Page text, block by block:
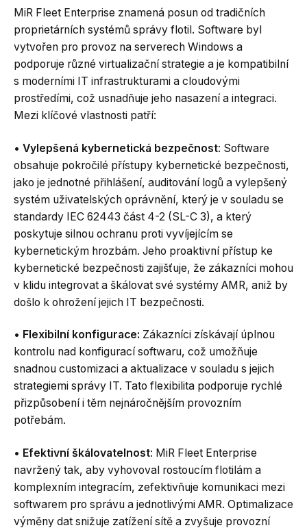
MiR Fleet Enterprise znamená posun od tradičních
proprietárních systémů správy flotil. Software byl
vytvořen pro provoz na serverech Windows a
podporuje různé virtualizační strategie a je kompatibilní
s moderními IT infrastrukturami a cloudovými
prostředími, což usnadňuje jeho nasazení a integraci.
Mezi klíčové vlastnosti patří:
• Vylepšená kybernetická bezpečnost: Software
obsahuje pokročilé přístupy kybernetické bezpečnosti,
jako je jednotné přihlášení, auditování logů a vylepšený
systém uživatelských oprávnění, který je v souladu se
standardy IEC 62443 část 4-2 (SL-C 3), a který
poskytuje silnou ochranu proti vyvíjejícím se
kybernetickým hrozbám. Jeho proaktivní přístup ke
kybernetické bezpečnosti zajišťuje, že zákazníci mohou
v klidu integrovat a škálovat své systémy AMR, aniž by
došlo k ohrožení jejich IT bezpečnosti.
• Flexibilní konfigurace: Zákazníci získávají úplnou
kontrolu nad konfigurací softwaru, což umožňuje
snadnou customizaci a aktualizace v souladu s jejich
strategiemi správy IT. Tato flexibilita podporuje rychlé
přizpůsobení i těm nejnáročnějším provozním
potřebám.
• Efektivní škálovatelnost: MiR Fleet Enterprise
navržený tak, aby vyhovoval rostoucím flotilám a
komplexním integracím, zefektivňuje komunikaci mezi
softwarem pro správu a jednotlivými AMR. Optimalizace
výměny dat snižuje zatížení sítě a zvyšuje provozní